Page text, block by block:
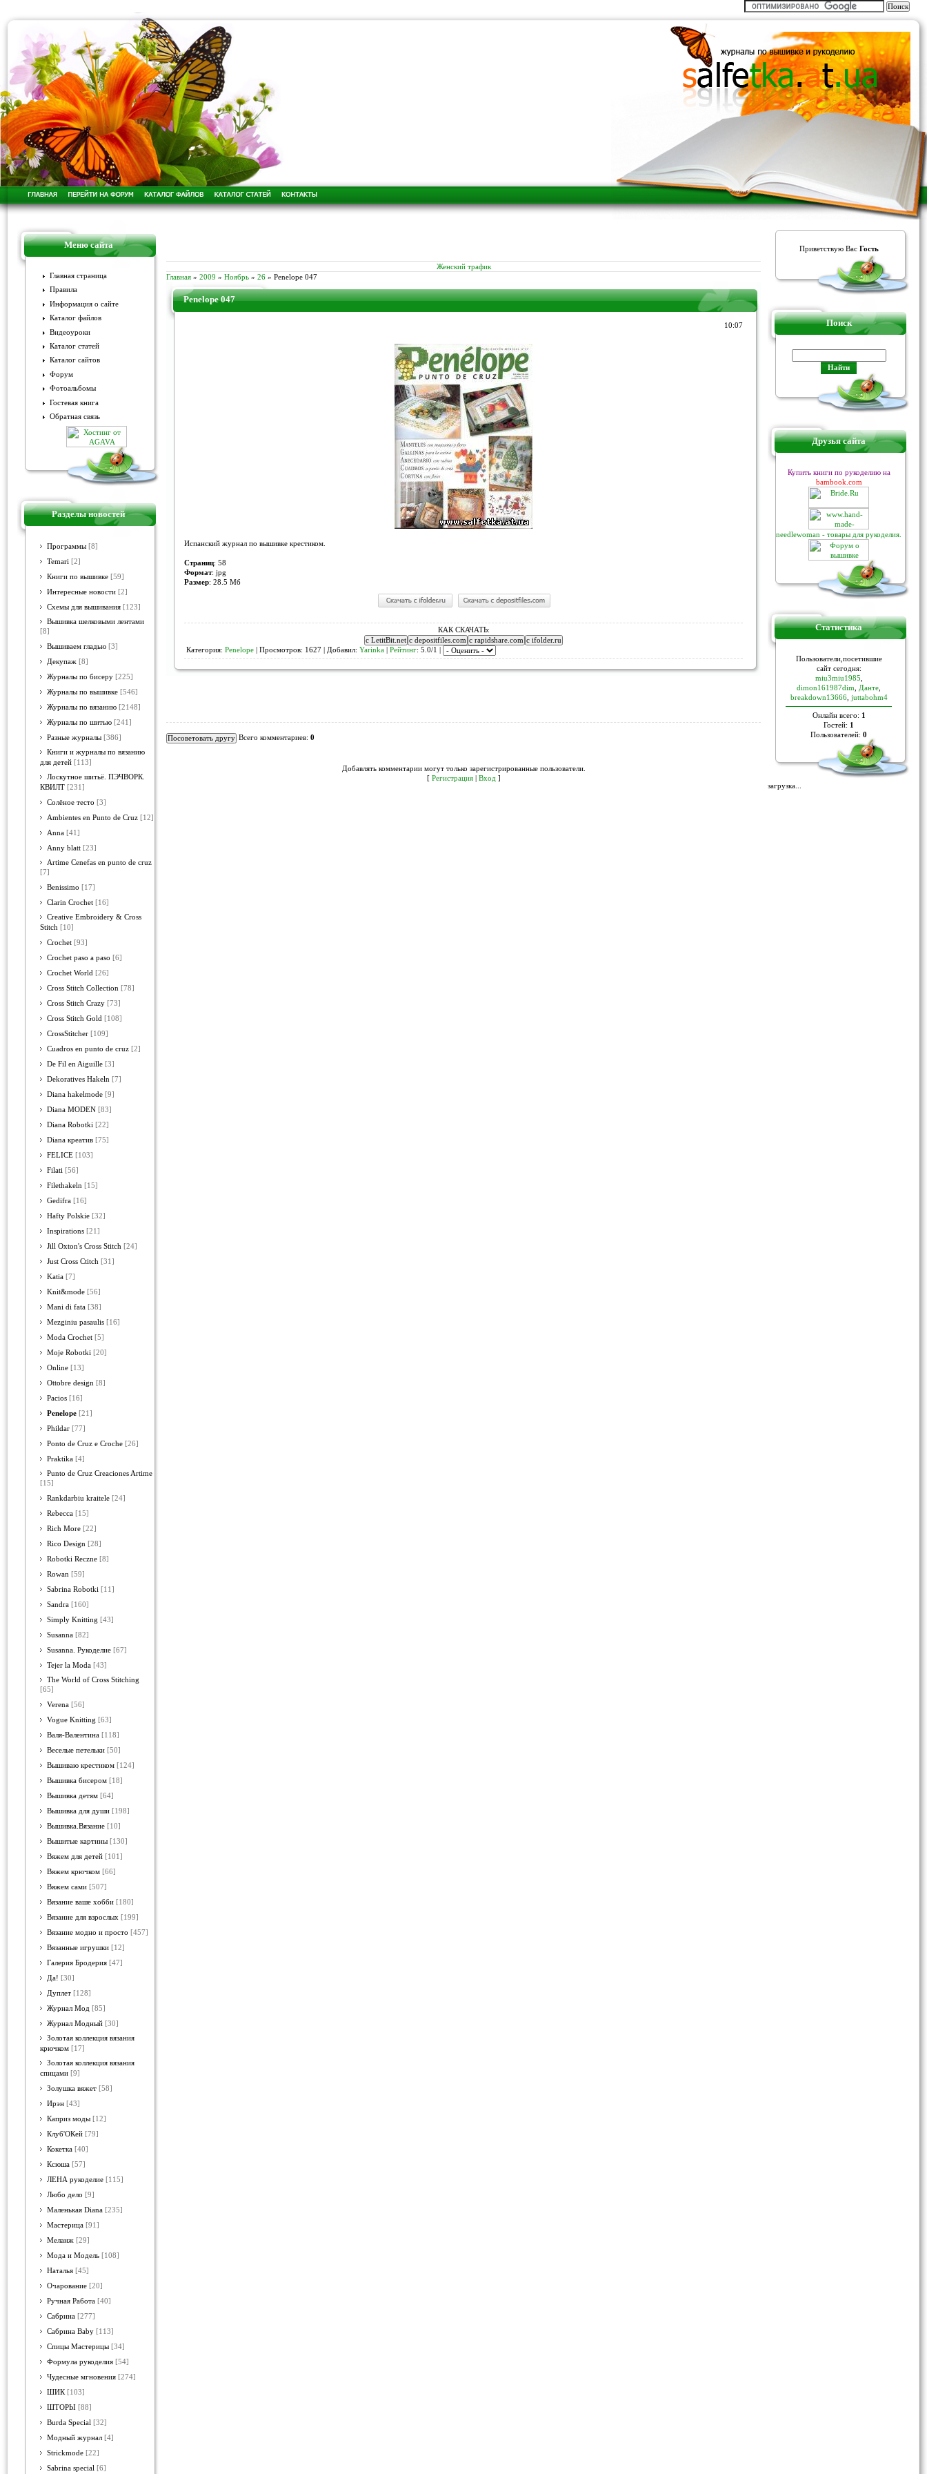
Меню сайта
Главная страница
Правила
Информация о сайте
Каталог файлов
Видеоуроки
Каталог статей
Каталог сайтов
Форум
Фотоальбомы
Гостевая книга
Обратная связь
Разделы новостей
Программы [8]
Temari [2]
Книги по вышивке [59]
Интересные новости [2]
Схемы для вышивания [123]
Вышивка шелковыми лентами
[8]
Вышиваем гладью [3]
Декупаж [8]
Журналы по бисеру [225]
Журналы по вышивке [546]
Журналы по вязанию [2148]
Журналы по шитью [241]
Разные журналы [386]
Книги и журналы по вязанию
для детей [113]
Лоскутное шитьё. ПЭЧВОРК.
КВИЛТ [231]
Солёное тесто [3]
Ambientes en Punto de Cruz [12]
Anna [41]
Anny blatt [23]
Artime Cenefas en punto de cruz
[7]
Benissimo [17]
Clarin Crochet [16]
Creative Embroidery & Cross
Stitch [10]
Crochet [93]
Crochet paso a paso [6]
Crochet World [26]
Cross Stitch Collection [78]
Cross Stitch Crazy [73]
Cross Stitch Gold [108]
CrossStitcher [109]
Cuadros en punto de cruz [2]
De Fil en Aiguille [3]
Dekoratives Hakeln [7]
Diana hakelmode [9]
Diana MODEN [83]
Diana Robotki [22]
Diana креатив [75]
FELICE [103]
Filati [56]
Filethakeln [15]
Gedifra [16]
Hafty Polskie [32]
Inspirations [21]
Jill Oxton's Cross Stitch [24]
Just Cross Ctitch [31]
Katia [7]
Knit&mode [56]
Mani di fata [38]
Mezginiu pasaulis [16]
Moda Crochet [5]
Moje Robotki [20]
Online [13]
Ottobre design [8]
Pacios [16]
Penelope [21]
Phildar [77]
Ponto de Cruz e Croche [26]
Praktika [4]
Punto de Cruz Creaciones Artime
[15]
Rankdarbiu kraitele [24]
Rebecca [15]
Rich More [22]
Rico Design [28]
Robotki Reczne [8]
Rowan [59]
Sabrina Robotki [11]
Sandra [160]
Simply Knitting [43]
Susanna [82]
Susanna. Рукоделие [67]
Tejer la Moda [43]
The World of Cross Stitching
[65]
Verena [56]
Vogue Knitting [63]
Валя-Валентина [118]
Веселые петельки [50]
Вышиваю крестиком [124]
Вышивка бисером [18]
Вышивка детям [64]
Вышивка для души [198]
Вышивка.Вязание [10]
Вышитые картины [130]
Вяжем для детей [101]
Вяжем крючком [66]
Вяжем сами [507]
Вязание ваше хобби [180]
Вязание для взрослых [199]
Вязание модно и просто [457]
Вязанные игрушки [12]
Галерия Бродерия [47]
Да! [30]
Дуплет [128]
Журнал Мод [85]
Журнал Модный [30]
Золотая коллекция вязания
крючком [17]
Золотая коллекция вязания
спицами [9]
Золушка вяжет [58]
Ирэн [43]
Каприз моды [12]
Клуб'ОКей [79]
Кокетка [40]
Ксюша [57]
ЛЕНА рукоделие [115]
Любо дело [9]
Маленькая Diana [235]
Мастерица [91]
Меланж [29]
Мода и Модель [108]
Наталья [45]
Очарование [20]
Ручная Работа [40]
Сабрина [277]
Сабрина Baby [113]
Спицы Мастерицы [34]
Формула рукоделия [54]
Чудесные мгновения [274]
ШИК [103]
ШТОРЫ [88]
Burda Special [32]
Модный журнал [4]
Strickmode [22]
Sabrina special [6]
Женский трафик
Главная » 2009 » Ноябрь » 26 » Penelope 047
Penelope 047
10:07
Испанский журнал по вышивке крестиком.
Страниц: 58
Формат: jpg
Размер: 28.5 Мб
КАК СКАЧАТЬ:
Категория: Penelope | Просмотров: 1627 | Добавил: Yarinka Рейтинг: 5.0/1 |
Всего комментариев: 0
Добавлять комментарии могут только зарегистрированные пользователи.
[ Регистрация| Вход ]
Приветствую Вас Гость
Поиск
Друзья сайта
Купить книги по рукоделию на
bambook.com
needlewoman - товары для рукоделия.
Статистика
Пoльзoвaтели,пoceтившие
caйт ceгoдня:
miu3miu1985
dimon161987dim
Данте
breakdown13666, juttabohm4
Онлайн всего: 1
Гостей: 1
Пользователей: 0
загрузка...